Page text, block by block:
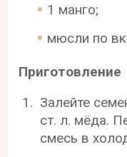
1 манго;
мюсли по
Приготовление
Залейте
ст. л. мёда.
смесь в